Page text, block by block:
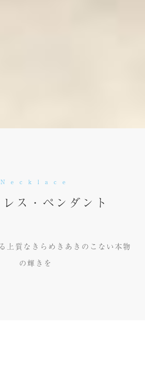
Necklace
ス・ペンダント
上質なきらめきあきのこない本物
の輝きを